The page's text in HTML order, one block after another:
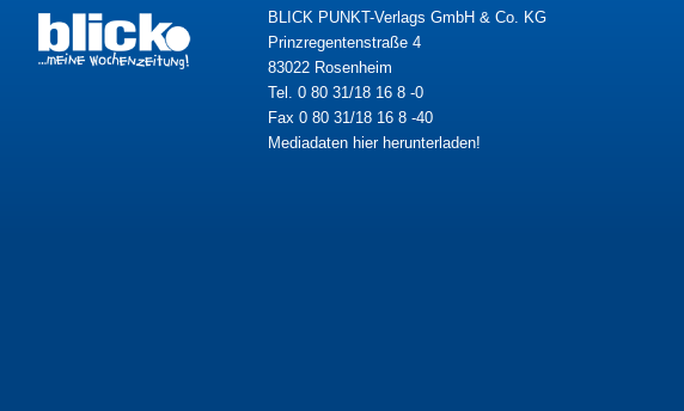
BLICK PUNKT-Verlags GmbH & Co. KG
Prinzregentenstraße 4
83022 Rosenheim
Tel. 0 80 31/18 16 8 -0
Fax 0 80 31/18 16 8 -40
Mediadaten hier herunterladen!